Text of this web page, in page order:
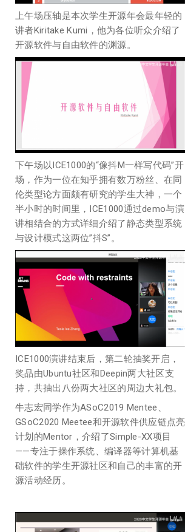
上午场压轴是本次学生开源年会最年轻的
讲者Kiritake Kumi，他为各位听众介绍了
开源软件与自由软件的渊源。
下午场以ICE1000的“像抖M一样写代码”开
场，作为一位在知乎拥有数万粉丝、在同
伦类型论方面颇有研究的学生大神，一个
半小时的时间里，ICE1000通过demo与演
讲相结合的方式详细介绍了静态类型系统
与设计模式这两位”抖S”。
ICE1000演讲结束后，第二轮抽奖开启，
奖品由Ubuntu社区和Deepin两大社区支
持，共抽出八份两大社区的周边大礼包。
牛志宏同学作为ASoC2019 Mentee、
GSoC2020 Meetee和开源软件供应链点亮
计划的Mentor，介绍了Simple-XX项目
——专注于操作系统、编译器等计算机基
础软件的学生开源社区和自己的丰富的开
源活动经历。